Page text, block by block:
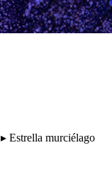
▸ Estrella murciélago